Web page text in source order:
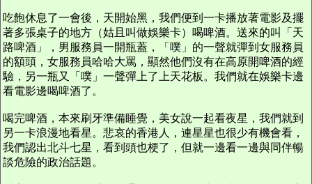
吃飽休息了一會後，天開始黑，我們便到一卡播放著電影及擺
著多張桌子的地方（姑且叫做娛樂卡）喝啤酒。送來的叫「天
路啤酒」，男服務員一開瓶蓋，「噗」的一聲就彈到女服務員
的額頭，女服務員哈哈大罵，顯然他們沒有在高原開啤酒的經
驗，另一瓶又「噗」一聲彈上了上天花板。我們就在娛樂卡邊
看電影邊喝啤酒了。
喝完啤酒，本來刷牙準備睡覺，美女說一起看夜星，我們就到
另一卡浪漫地看星。悲哀的香港人，連星星也很少有機會看，
我們認出北斗七星，看到頭也梗了，但就一邊看一邊與同伴暢
談危險的政治話題。